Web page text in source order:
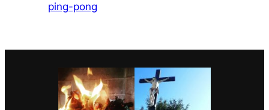
ping-pong